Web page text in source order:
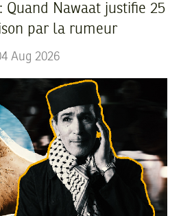
Quand Nawaat justifie 25
par la rumeur
Aug 2026